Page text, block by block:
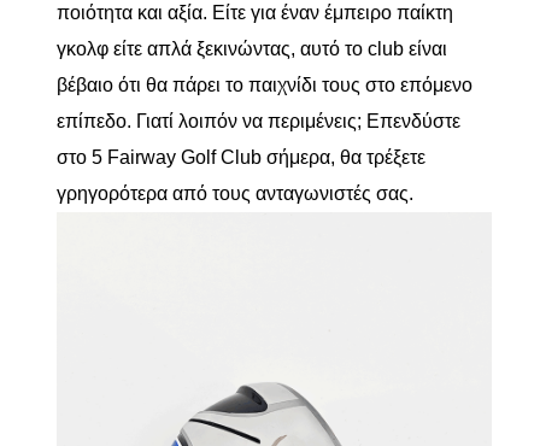
ποιότητα και αξία. Είτε για έναν έμπειρο παίκτη
γκολφ είτε απλά ξεκινώντας, αυτό το club είναι
βέβαιο ότι θα πάρει το παιχνίδι τους στο επόμενο
επίπεδο. Γιατί λοιπόν να περιμένεις; Επενδύστε
στο 5 Fairway Golf Club σήμερα, θα τρέξετε
γρηγορότερα από τους ανταγωνιστές σας.